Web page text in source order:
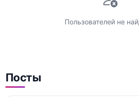
Пользователей не
Посты